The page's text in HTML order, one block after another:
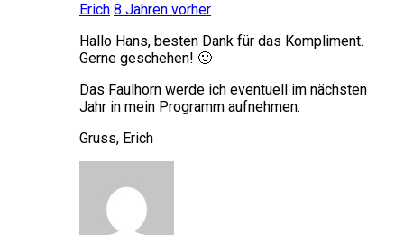
Erich 8 Jahren vorher
Hallo Hans, besten Dank für das Kompliment.
Gerne geschehen! 🙂
Das Faulhorn werde ich eventuell im nächsten
Jahr in mein Programm aufnehmen.
Gruss, Erich